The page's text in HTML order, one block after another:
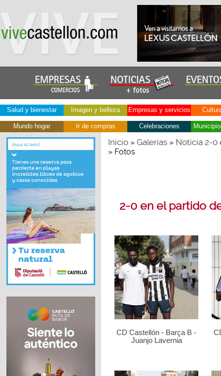
Salud y bienestar Imagen y belleza Empresas y servicios
Mundo hogar Ir de compras Celebraciones
Inicio» Galerías» Noticia 2-0
» Fotos
2-0 en el partido
CD Castellón - Barça B -
Juanjo Lavernia